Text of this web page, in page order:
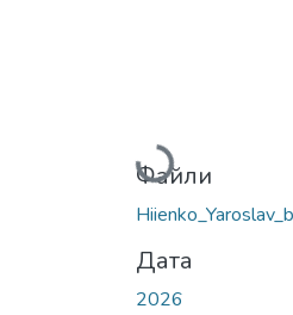
Вантажиться...
Файли
Дата
2026